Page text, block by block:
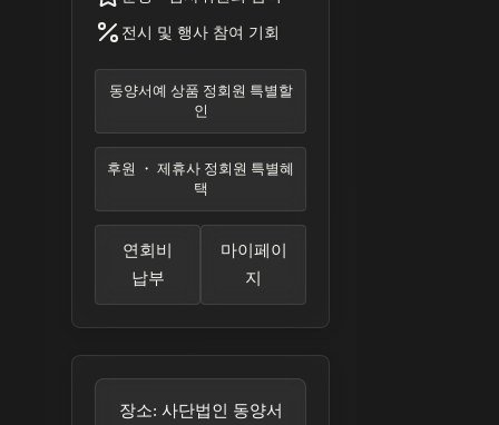
전시 및 행사 참여 기회
동양서예 상품 정회원 특별할
인
후원 ・ 제휴사 정회원 특별혜
택
연회비
납부
마이페이
지
장소: 사단법인 동양서